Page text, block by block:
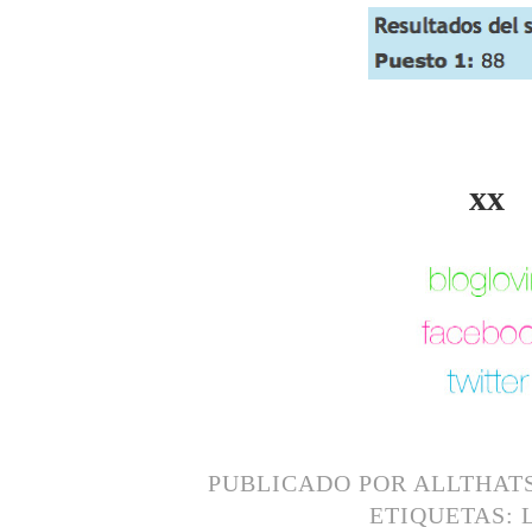
xx
PUBLICADO POR
ETIQUETAS: